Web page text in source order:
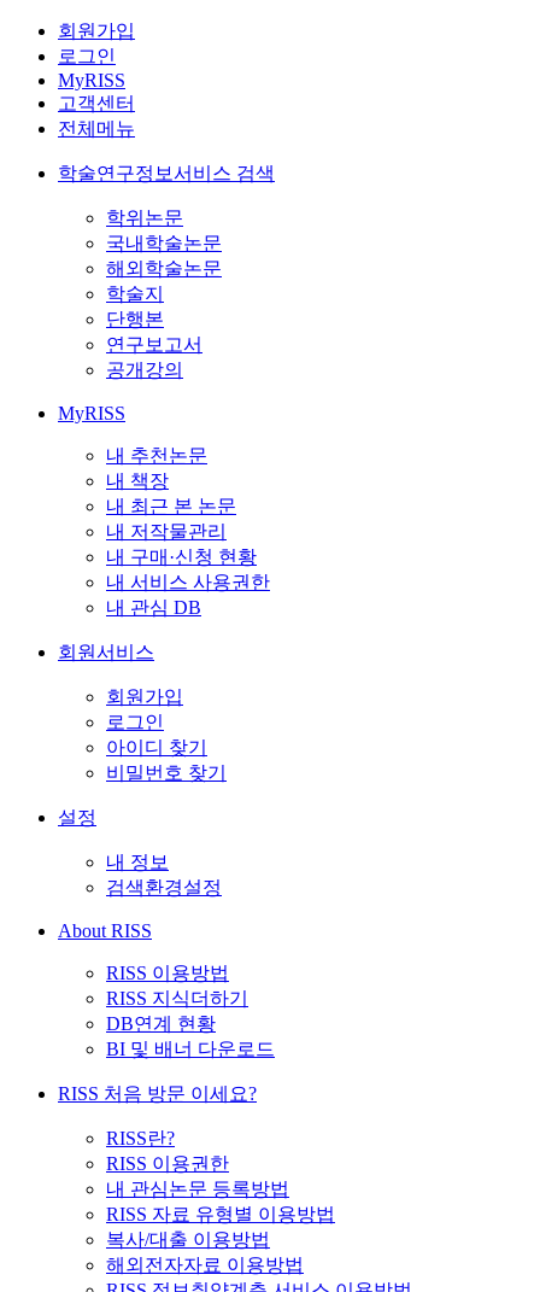
회원가입
로그인
MyRISS
고객센터
전체메뉴
학술연구정보서비스 검색
학위논문
국내학술논문
해외학술논문
학술지
단행본
연구보고서
공개강의
MyRISS
내 추천논문
내 책장
내 최근 본 논문
내 저작물관리
내 구매·신청 현황
내 서비스 사용권한
내 관심 DB
회원서비스
회원가입
로그인
아이디 찾기
비밀번호 찾기
설정
내 정보
검색환경설정
About RISS
RISS 이용방법
RISS 지식더하기
DB연계 현황
BI 및 배너 다운로드
RISS 처음 방문 이세요?
RISS란?
RISS 이용권한
내 관심논문 등록방법
RISS 자료 유형별 이용방법
복사/대출 이용방법
해외전자자료 이용방법